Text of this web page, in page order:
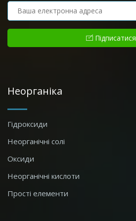
Підписатися
Неорганіка
Гідроксиди
Неорганічні солі
Оксиди
Неорганічні кислоти
Прості елементи